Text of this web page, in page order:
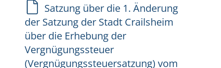
Satzung über die 1. Änderung
der Satzung der Stadt Crailsheim
über die Erhebung der
Vergnügungssteuer
(Vergnügungssteuersatzung) vom